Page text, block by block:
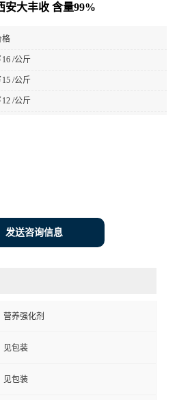
安大丰收 含量99%
格
16 /公斤
15 /公斤
12 /公斤
发送咨询信息
营养强化剂
见包装
见包装